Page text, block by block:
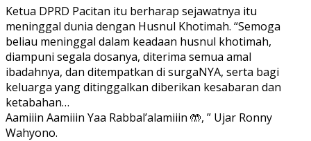
Ketua DPRD Pacitan itu berharap sejawatnya itu
meninggal dunia dengan Husnul Khotimah. “Semoga
beliau meninggal dalam keadaan husnul khotimah,
diampuni segala dosanya, diterima semua amal
ibadahnya, dan ditempatkan di surgaNYA, serta bagi
keluarga yang ditinggalkan diberikan kesabaran dan
ketabahan…
Aamiiin Aamiiin Yaa Rabbal’alamiiin 🤲, ” Ujar Ronny
Wahyono.